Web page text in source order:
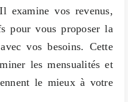
examine vos revenus,
pour vous proposer la
vos besoins. Cette
les mensualités et
le mieux à votre